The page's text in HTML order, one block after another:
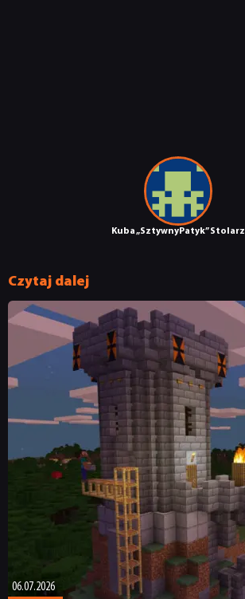
PUBLICYSTYKA
RETRO
TECHNOLOGIE
DYSKUSJE
JUŻ GRALIŚMY
SKLEP
Kuba „SztywnyPatyk” Stolarz
Czytaj dalej
06.07.2026